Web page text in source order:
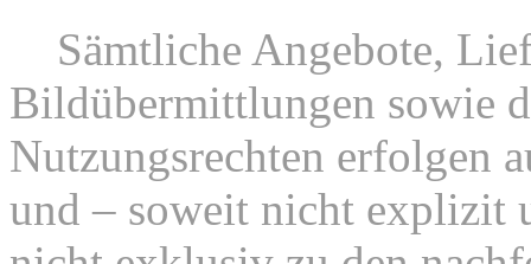
Sämtliche Angebote,
Bildübermittlungen sowie
Nutzungsrechten erfolgen
und – soweit nicht explizit